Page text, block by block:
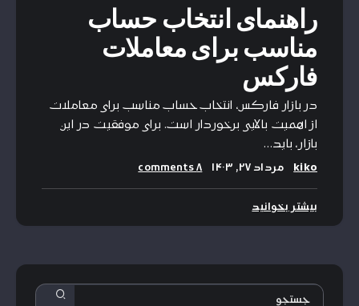
راهنمای انتخاب حساب
مناسب برای معاملات
فارکس
در بازار فارکس، انتخاب حساب مناسب برای معاملات
از اهمیت بالایی برخوردار است. برای موفقیت در این
بازار، باید…
kiko مرداد ۲۷, ۱۴۰۳ ۸ comments
بیشتر بخوانید